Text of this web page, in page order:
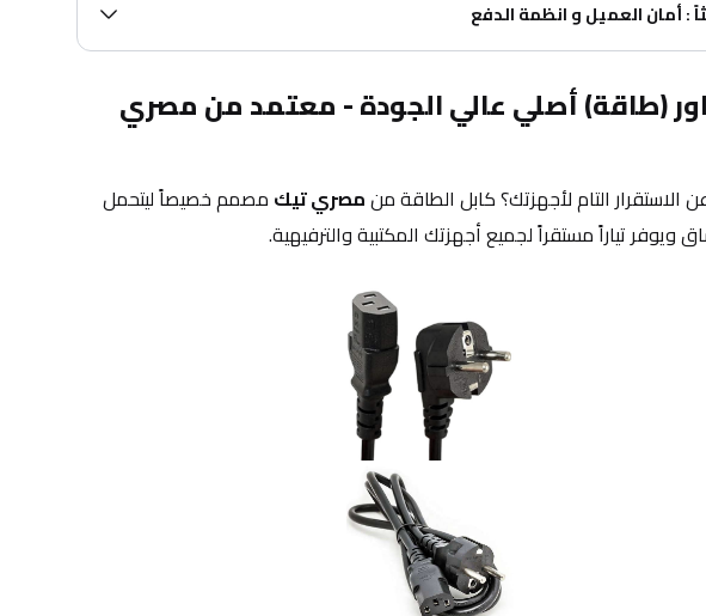
: أمان العميل و انظمة الدفع
الاستقرار التام لأجهزتك؟ كابل الطاقة من مصري تيك
ويوفر تياراً مستقراً لجميع أجهزتك المكتبية والترفيهية.